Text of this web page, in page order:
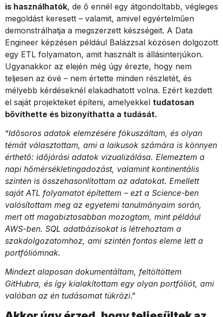
is használhatók, de ő ennél egy átgondoltabb, végleges
megoldást keresett – valamit, amivel egyértelműen
demonstrálhatja a megszerzett készségeit. A Data
Engineer képzésen például Balázzsal közösen dolgozott
egy ETL folyamaton, amit használt is állásinterjúkon.
Ugyanakkor az elején még úgy érezte, hogy nem
teljesen az övé – nem értette minden részletét, és
mélyebb kérdéseknél elakadhatott volna. Ezért kezdett
el saját projekteket építeni, amelyekkel tudatosan
bővíthette és bizonyíthatta a tudását.
“Idősoros adatok elemzésére fókuszáltam, és olyan
témát választottam, ami a laikusok számára is könnyen
érthető: időjárási adatok vizualizálása. Elemeztem a
napi hőmérsékletingadozást, valamint kontinentális
szinten is összehasonlítottam az adatokat. Emellett
saját ATL folyamatot építettem – ezt a Science-ben
valósítottam meg az egyetemi tanulmányaim során,
mert ott magabiztosabban mozogtam, mint például
AWS-ben. SQL adatbázisokat is létrehoztam a
szakdolgozatomhoz, ami szintén fontos eleme lett a
portfóliómnak.
Mindezt alaposan dokumentáltam, feltöltöttem
GitHubra, és így kialakítottam egy olyan portfóliót, ami
valóban az én tudásomat tükrözi.”